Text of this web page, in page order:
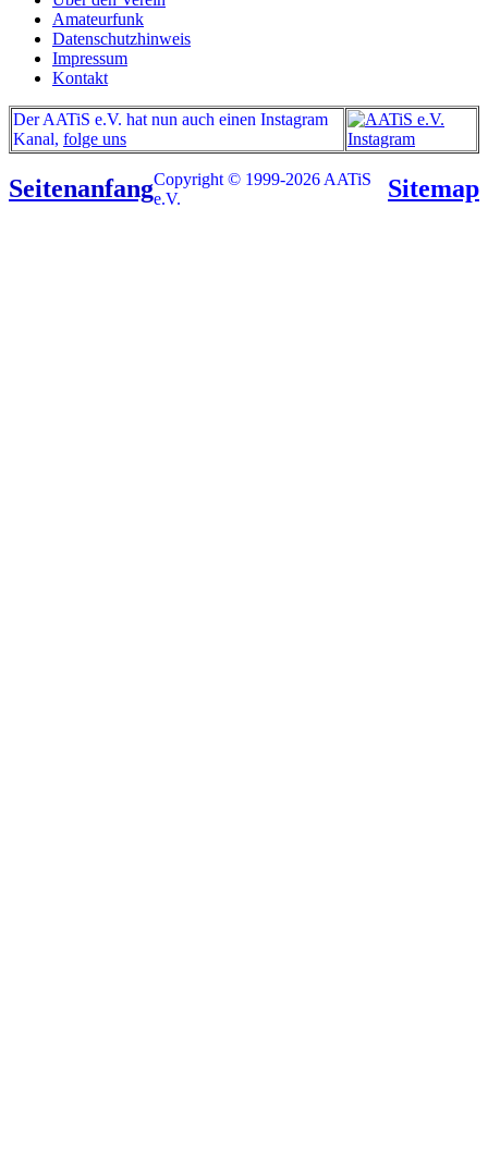
Amateurfunk
Datenschutzhinweis
Impressum
Kontakt
Der AATiS e.V. hat nun auch einen Instagram
Kanal, folge uns
SeitenanfangCopyright © 1999-2026 AATiS
e.V.
Sitemap